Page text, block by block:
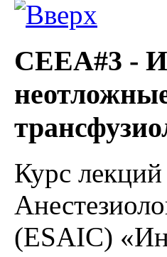
CEEA#3 -
Курс
(ESAIC)